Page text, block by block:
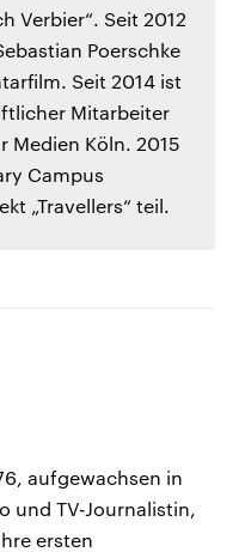
Verbier“. Seit 2012
Poerschke
Seit 2014 ist
Mitarbeiter
Medien Köln. 2015
Campus
„Travellers“ teil.
aufgewachsen in
und TV-Journalistin,
ersten